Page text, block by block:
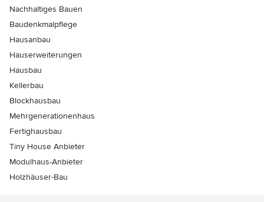
Nachhaltiges Bauen
Baudenkmalpflege
Hausanbau
Hauserweiterungen
Hausbau
Kellerbau
Blockhausbau
Mehrgenerationenhaus
Fertighausbau
Tiny House Anbieter
Modulhaus-Anbieter
Holzhäuser-Bau